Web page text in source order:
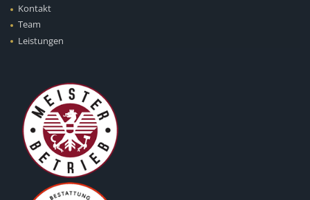
Kontakt
Team
Leistungen